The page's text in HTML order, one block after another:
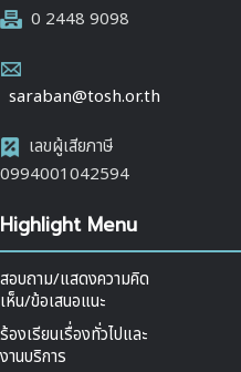
0 2448 9098
saraban@tosh.or.th
เลขผู้เสียภาษี
0994001042594
Highlight Menu
สอบถาม/แสดงความคิด
เห็น/ข้อเสนอแนะ
ร้องเรียนเรื่องทั่วไปและ
งานบริการ